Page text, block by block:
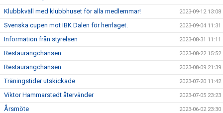
Klubbkväll med klubbhuset för alla medlemmar! 2023-09-12 13:08
Svenska cupen mot IBK Dalen för herrlaget. 2023-09-04 11:31
Information från styrelsen 2023-08-31 11:11
Restaurangchansen 2023-08-22 15:52
Restaurangchansen 2023-08-09 21:39
Träningstider utskickade 2023-07-20 11:42
Viktor Hammarstedt återvänder 2023-07-05 23:23
Årsmöte 2023-06-02 23:30